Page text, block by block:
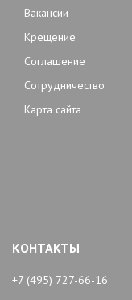
Вакансии
Крещение
Соглашение
Сотрудничество
Карта сайта
КОНТАКТЫ
+7 (495) 727-66-16